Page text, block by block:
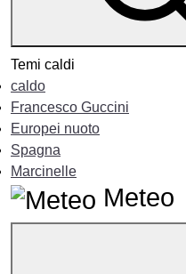
Temi caldi
caldo
Francesco Guccini
Europei nuoto
Spagna
Marcinelle
Meteo